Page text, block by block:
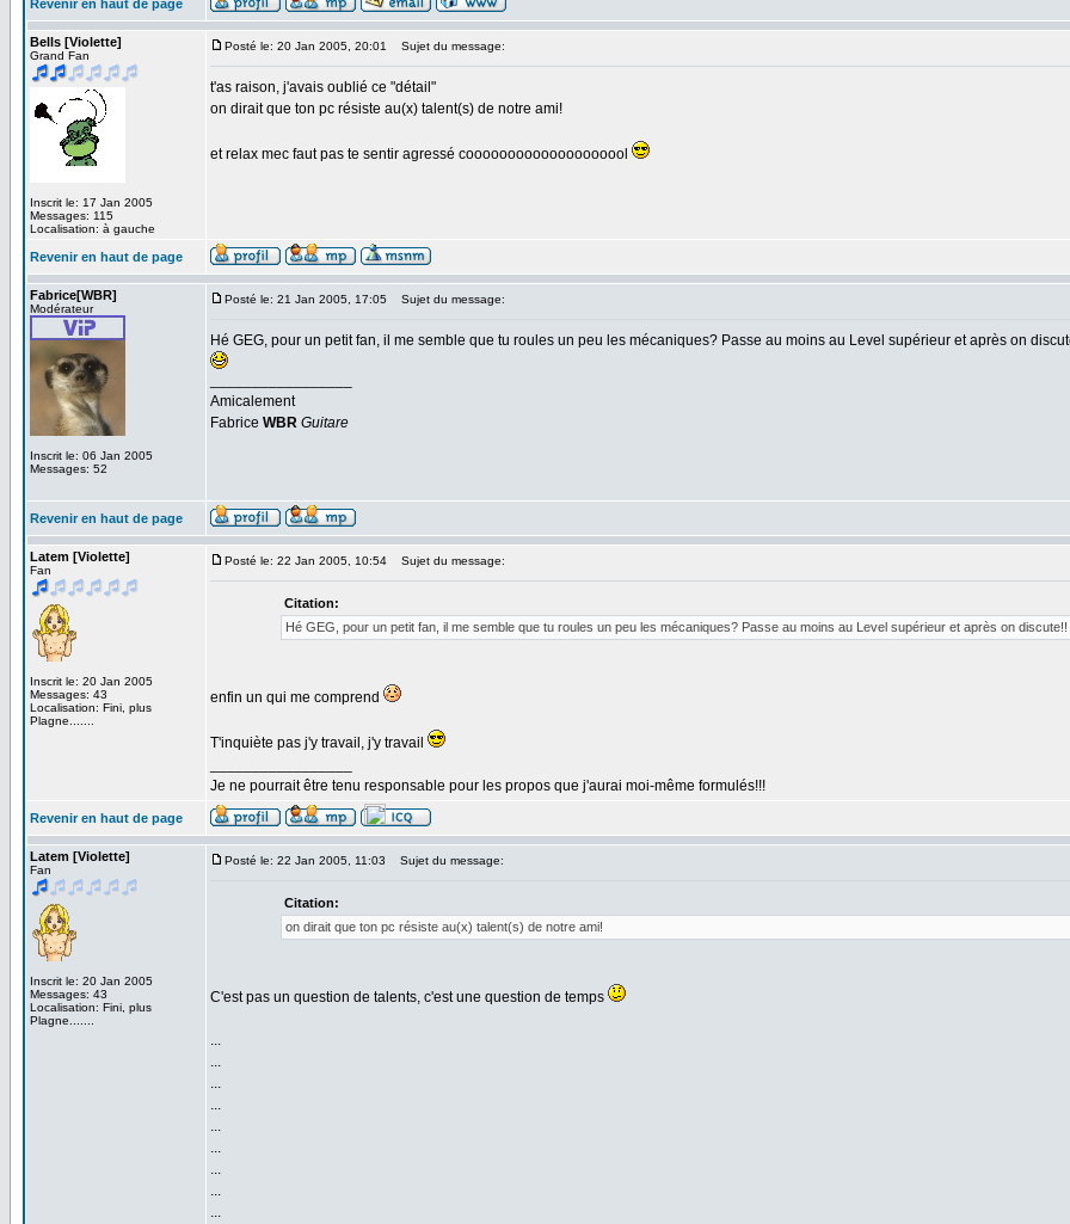
Revenir en haut de page
Bells [Violette]
Grand Fan
Inscrit le: 17 Jan 2005
Messages: 115
Localisation: à gauche
Posté le: 20 Jan 2005, 20:01 Sujet du message:
t'as raison, j'avais oublié ce "détail"
on dirait que ton pc résiste au(x) talent(s) de notre ami!
et relax mec faut pas te sentir agressé coooooooooooooooooool
Revenir en haut de page
Fabrice[WBR]
Modérateur
Inscrit le: 06 Jan 2005
Messages: 52
Posté le: 21 Jan 2005, 17:05 Sujet du message:
Hé GEG, pour un petit fan, il me semble que tu roules un peu les mécaniques? Passe au moins au Level supérieur et après on
Amicalement
Fabrice WBR Guitare
Revenir en haut de page
Latem [Violette]
Fan
Inscrit le: 20 Jan 2005
Messages: 43
Localisation: Fini, plus
Plagne.......
Posté le: 22 Jan 2005, 10:54 Sujet du message:
Citation:
Hé GEG, pour un petit fan, il me semble que tu roules un peu les mécaniques? Passe au moins au Level supérieur et après on discute!!
enfin un qui me comprend
T'inquiète pas j'y travail, j'y travail
Je ne pourrait être tenu responsable pour les propos que j'aurai moi-même formulés!!!
Revenir en haut de page
Latem [Violette]
Fan
Inscrit le: 20 Jan 2005
Messages: 43
Localisation: Fini, plus
Plagne.......
Posté le: 22 Jan 2005, 11:03 Sujet du message:
Citation:
on dirait que ton pc résiste au(x) talent(s) de notre ami!
C'est pas un question de talents, c'est une question de temps
...
...
...
...
...
...
...
...
...